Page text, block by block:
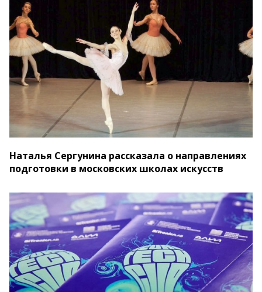
Наталья Сергунина рассказала о направлениях
подготовки в московских школах искусств